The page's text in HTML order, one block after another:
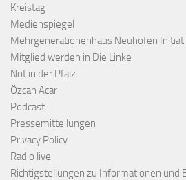
Kreistag
Medienspiegel
Mehrgenerationenhaus Neuhofen
Mitglied werden in Die Linke
Not in der Pfalz
Özcan Acar
Podcast
Pressemitteilungen
Privacy Policy
Radio live
Richtigstellungen zu Informationen und